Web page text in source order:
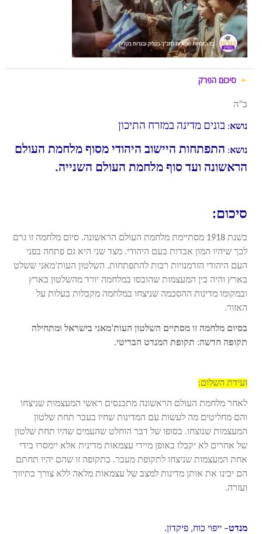
סיכום הפרק
ב”ה
נושא: בונים מדינה במזרח התיכון
נושא: התפתחות היישוב היהודי מסוף מלחמת העולם
הראשונה ועד סוף מלחמת העולם השנייה.
סיכום:
בשנת 1918 מסתיימת מלחמת העולם הראשונה. סיום מלחמה זו גרם
לכך שיהיו המון אבדות בעם היהודי. מצד שני היא גם פתחה בפני
העם היהודי הזדמנויות רבות להתפתחות. השלטון העות’מאני ששלט
בארץ והיה בין המעצמות שהובסו במלחמה יורד מהשלטון בארץ
ובמקומו מדינות ההסכמה שניצחו במלחמה מקבלות בעלות על
האזור.
בסיום מלחמה זו מסתיים השלטון העות’מאני בישראל ומתחילה
תקופה חדשה: תקופת המנדט הבריטי.
ועידת השלום:
לאחר מלחמת העולם הראשונה מתכנסים ראשי המעצמות שניצחו
והם מחליטים מה לעשות עם המדינות שחיו בעבר תחת שלטון
המעצמות שנוצחו. בסופו של דבר הוחלט שהעמים שהיו תחת שלטון
של אחרים לא יקבלו באופן מיידי עצמאות מדינית אלא יימסרו בידי
אחת המעצמות שניצחו לתקופת מעבר. בתקופה זו שהם יהיו תחתם
הם יכינו את אותן מדינות למצב של עצמאות מלאה ללא צורך בתיווך
ועזרה.
מנדט– ייפוי כוח, פיקדון.